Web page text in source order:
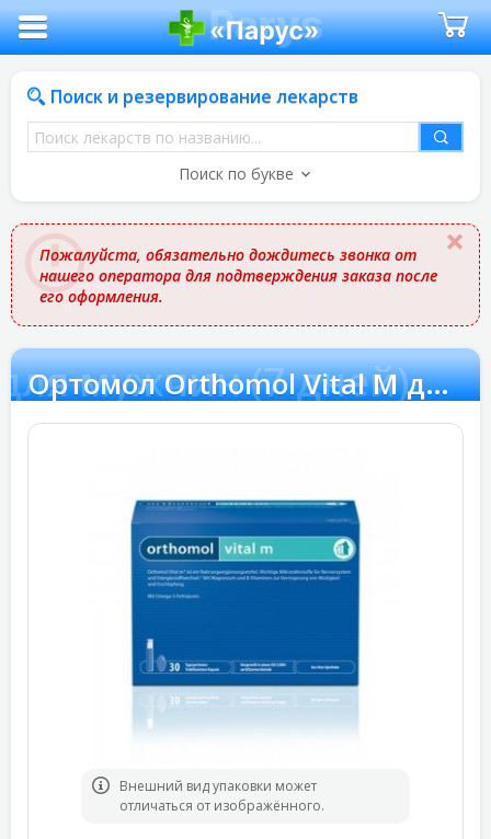
Поиск и резервирование лекарств
Поиск
лекарств
названию
Поиск по букве
Пожалуйста, обязательно дождитесь звонка от
нашего оператора для подтверждения заказа после
его оформления.
мужчин (7 дней) Ортомол Orthomol Vital M для мужчин (7 дней)
Bнешний вид упаковки может
отличаться от изображённого.